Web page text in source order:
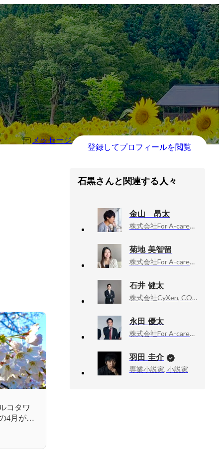
メッセージ
登録してプロフィールを閲覧
コタワ
4月が始
石黒さんと関連する人々
金山 昂太
株式会社For A-career, 株式会社For A-career
菊地 美智留
株式会社For A-career, 人事
石井 健太
株式会社CyXen, COO
永田 優太
株式会社For A-career, 執行役員 リクロジ事業本部長
羽田 圭介
専業小説家, 小説家